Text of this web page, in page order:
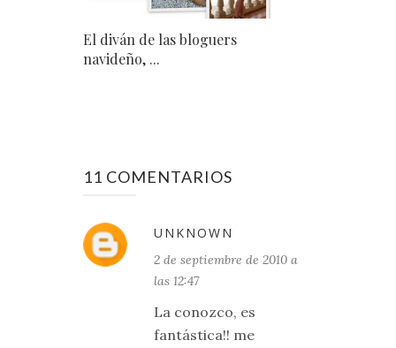
El diván de las bloguers
navideño, ...
11 COMENTARIOS
UNKNOWN
2 de septiembre de 2010 a
las 12:47
La conozco, es
fantástica!! me